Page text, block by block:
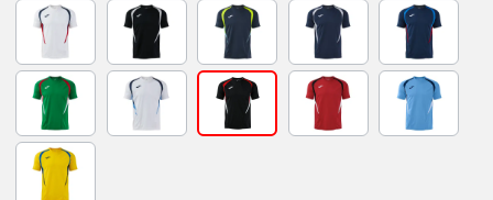
WHITE-NAVY BLACK-GREY DARK NAVY AMARILLO FLUOR
NAVY-GREY NAVY-ROYAL
VERDE-ROJO WHITE-SKY BLUE BLACK-RED RED-BLACK SKY BLUE-
YELLOW-ROYAL